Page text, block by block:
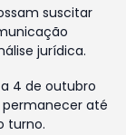
suscitar
jurídica.
4 de outubro
permanecer até
turno.